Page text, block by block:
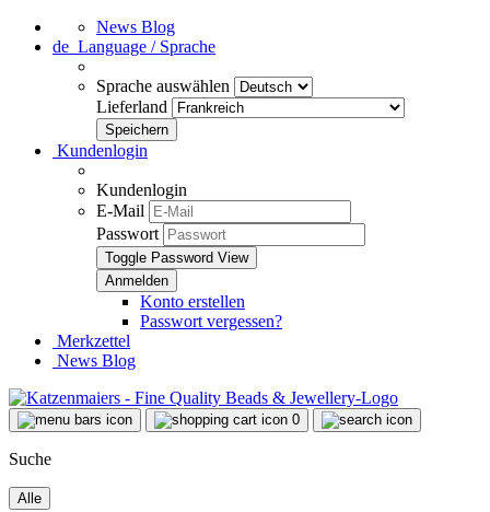
News Blog
de Language / Sprache
Sprache auswählen
Lieferland
Kundenlogin
Kundenlogin
E-Mail
Passwort
Toggle Password View
Konto erstellen
Passwort vergessen?
Merkzettel
News Blog
0
Suche
Alle